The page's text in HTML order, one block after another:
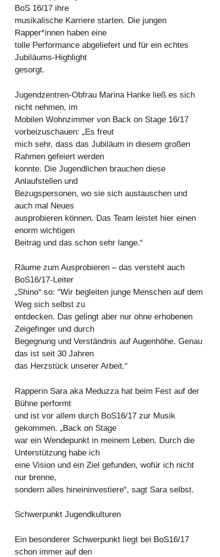
BoS 16/17 ihre
musikalische Karriere starten. Die jungen
Rapper*innen haben eine
tolle Performance abgeliefert und für ein echtes
Jubiläums-Highlight
gesorgt.
Jugendzentren-Obfrau Marina Hanke ließ es sich
nicht nehmen, im
Mobilen Wohnzimmer von Back on Stage 16/17
vorbeizuschauen: „Es freut
mich sehr, dass das Jubiläum in diesem großen
Rahmen gefeiert werden
konnte. Die Jugendlichen brauchen diese
Anlaufstellen und
Bezugspersonen, wo sie sich austauschen und
auch mal Neues
ausprobieren können. Das Team leistet hier einen
enorm wichtigen
Beitrag und das schon sehr lange.“
Räume zum Ausprobieren – das versteht auch
BoS16/17-Leiter
„Shino“ so: “Wir begleiten junge Menschen auf dem
Weg sich selbst zu
entdecken. Das gelingt aber nur ohne erhobenen
Zeigefinger und durch
Begegnung und Verständnis auf Augenhöhe. Genau
das ist seit 30 Jahren
das Herzstück unserer Arbeit.“
Rapperin Sara aka Meduzza hat beim Fest auf der
Bühne performt
und ist vor allem durch BoS16/17 zur Musik
gekommen. „Back on Stage
war ein Wendepunkt in meinem Leben. Durch die
Unterstützung habe ich
eine Vision und ein Ziel gefunden, wofür ich nicht
nur brenne,
sondern alles hineininvestiere“, sagt Sara selbst.
Schwerpunkt Jugendkulturen
Ein besonderer Schwerpunkt liegt bei BoS16/17
schon immer auf den